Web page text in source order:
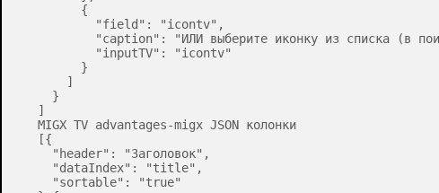
      {
        "field": "icontv",
"caption": "ИЛИ выберите иконку из списка (в
        "inputTV": "icontv"
      }
    ]
  }
]
MIGX TV advantages-migx JSON колонки
[{
  "header": "Заголовок",
  "dataIndex": "title",
  "sortable": "true"